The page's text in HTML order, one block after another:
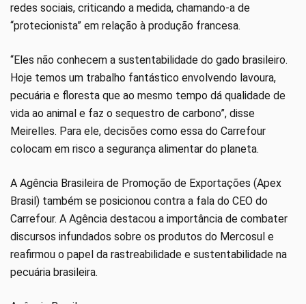
redes sociais, criticando a medida, chamando-a de
“protecionista” em relação à produção francesa.
“Eles não conhecem a sustentabilidade do gado brasileiro.
Hoje temos um trabalho fantástico envolvendo lavoura,
pecuária e floresta que ao mesmo tempo dá qualidade de
vida ao animal e faz o sequestro de carbono”, disse
Meirelles. Para ele, decisões como essa do Carrefour
colocam em risco a segurança alimentar do planeta.
A Agência Brasileira de Promoção de Exportações (Apex
Brasil) também se posicionou contra a fala do CEO do
Carrefour. A Agência destacou a importância de combater
discursos infundados sobre os produtos do Mercosul e
reafirmou o papel da rastreabilidade e sustentabilidade na
pecuária brasileira.